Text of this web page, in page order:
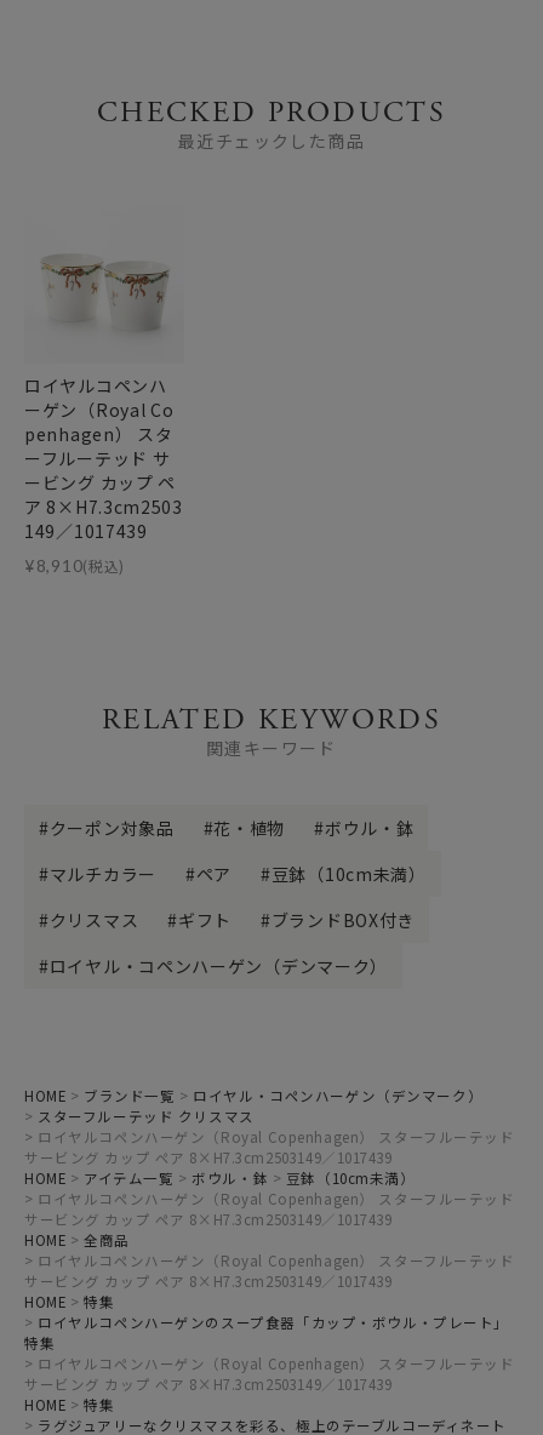
CHECKED PRODUCTS
最近チェックした商品
ロイヤルコペンハ
ーゲン（Royal Co
penhagen） スタ
ーフルーテッド サ
ービング カップ ペ
ア 8×H7.3cm2503
149／1017439
¥8,910(税込)
RELATED KEYWORDS
関連キーワード
クーポン対象品 花・植物
ボウル・鉢
マルチカラー
ペア
豆鉢（10cm未満）
クリスマス
ギフト
ブランドBOX付き
ロイヤル・コペンハーゲン（デンマーク）
HOME ブランド一覧
ロイヤル・コペンハーゲン（デンマーク）
スターフルーテッド クリスマス
ロイヤルコペンハーゲン（Royal Copenhagen） スターフルーテッド
サービング カップ ペア 8×H7.3cm2503149／1017439
HOME
アイテム一覧 ボウル・鉢
豆鉢（10cm未満）
ロイヤルコペンハーゲン（Royal Copenhagen） スターフルーテッド
サービング カップ ペア 8×H7.3cm2503149／1017439
HOME
全商品
ロイヤルコペンハーゲン（Royal Copenhagen） スターフルーテッド
サービング カップ ペア 8×H7.3cm2503149／1017439
HOME
特集
ロイヤルコペンハーゲンのスープ食器「カップ・ボウル・プレート」
特集
ロイヤルコペンハーゲン（Royal Copenhagen） スターフルーテッド
サービング カップ ペア 8×H7.3cm2503149／1017439
HOME
特集
ラグジュアリーなクリスマスを彩る、極上のテーブルコーディネート